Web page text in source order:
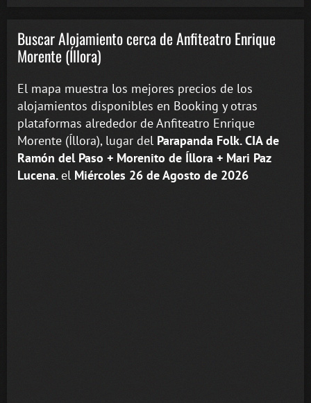
Buscar Alojamiento cerca de Anfiteatro Enrique
Morente (Íllora)
El mapa muestra los mejores precios de los
alojamientos disponibles en Booking y otras
plataformas alrededor de Anfiteatro Enrique
Morente (Íllora), lugar del Parapanda Folk. CIA de
Ramón del Paso + Morenito de Íllora + Mari Paz
Lucena.el Miércoles 26 de Agosto de 2026